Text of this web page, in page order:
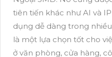
tiên tiến khác như AI và
dụng dễ dàng trong
là một lựa chọn tốt cho
ở văn phòng, cửa hàng,